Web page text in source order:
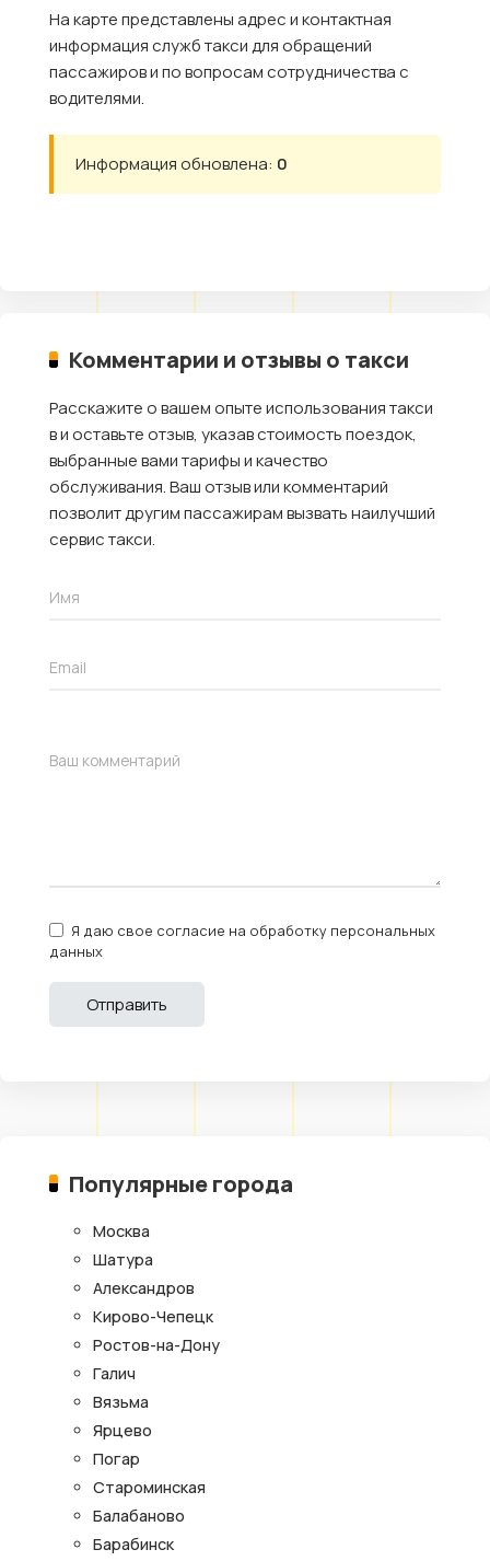
На карте представлены адрес и контактная
информация служб такси для обращений
пассажиров и по вопросам сотрудничества с
водителями.
Информация обновлена: 0
Комментарии и отзывы о такси
Расскажите о вашем опыте использования такси
в и оставьте отзыв, указав стоимость поездок,
выбранные вами тарифы и качество
обслуживания. Ваш отзыв или комментарий
позволит другим пассажирам вызвать наилучший
сервис такси.
Я даю свое согласие на обработку персональных
данных
Популярные города
Москва
Шатура
Александров
Кирово-Чепецк
Ростов-на-Дону
Галич
Вязьма
Ярцево
Погар
Староминская
Балабаново
Барабинск